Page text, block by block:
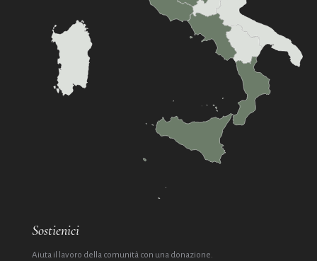
Sostienici
Aiuta il lavoro della comunità con una donazione.